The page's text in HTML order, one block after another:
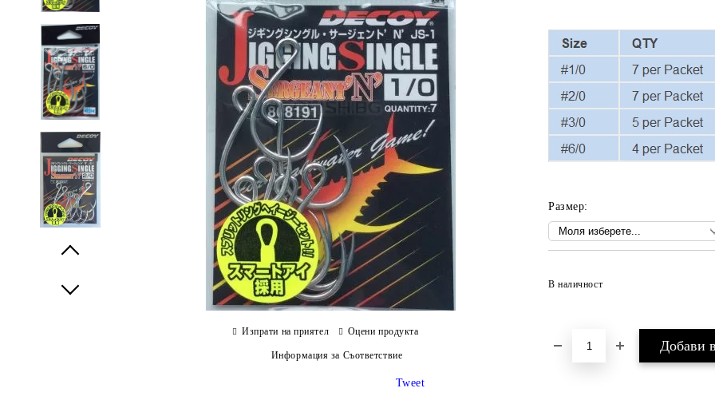
Размер:
В наличност
Изпрати на приятел Оцени продукта
Информация за Съответствие
Tweet